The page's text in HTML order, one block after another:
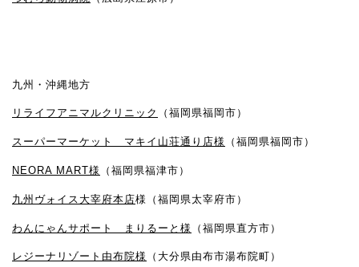
九州・沖縄地方
リライフアニマルクリニック （福岡県福岡市）
スーパーマーケット マキイ山荘通り店様 （福岡県福岡市）
NEORA MART様 （福岡県福津市）
九州ヴォイス大宰府本店様（福岡県太宰府市）
わんにゃんサポート まりるーと様 （福岡県直方市）
レジーナリゾート由布院様 （大分県由布市湯布院町）